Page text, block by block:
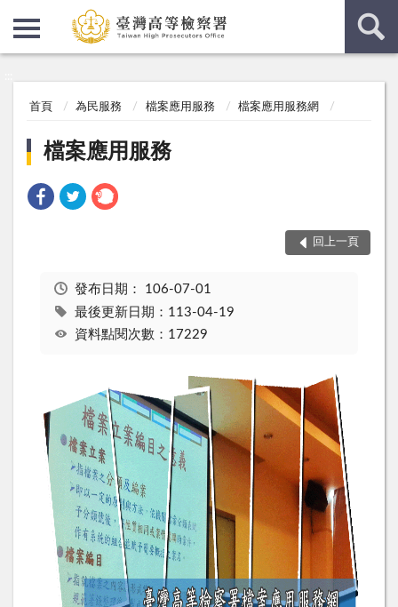
首頁 為民服務 檔案應用服務 檔案應用服務網
檔案應用服務
回上一頁
發布日期： 106-07-01
最後更新日期：113-04-19
資料點閱次數：17229